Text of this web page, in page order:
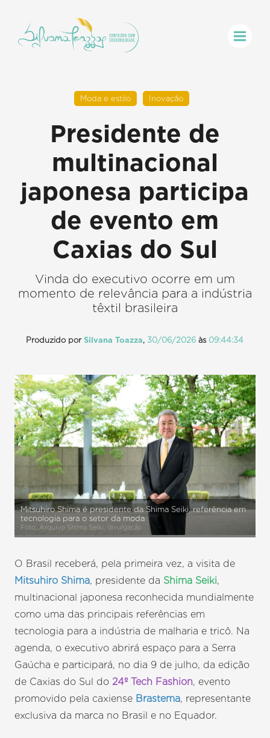
Moda e estilo Inovação
Presidente de
multinacional
japonesa participa
de evento em
Caxias do Sul
Vinda do executivo ocorre em um
momento de relevância para a indústria
têxtil brasileira
Produzido porSilvana Toazza, 30/06/2026 às 09:44:34
Mitsuhiro Shima é presidente da Shima Seiki, referência em
tecnologia para o setor da moda
Foto: Arquivo Shima Seiki, divulgação
O Brasil receberá, pela primeira vez, a visita de
Mitsuhiro Shima, presidente da Shima Seiki,
multinacional japonesa reconhecida mundialmente
como uma das principais referências em
tecnologia para a indústria de malharia e tricô. Na
agenda, o executivo abrirá espaço para a Serra
Gaúcha e participará, no dia 9 de julho, da edição
de Caxias do Sul do 24º Tech Fashion, evento
promovido pela caxiense Brastema, representante
exclusiva da marca no Brasil e no Equador.